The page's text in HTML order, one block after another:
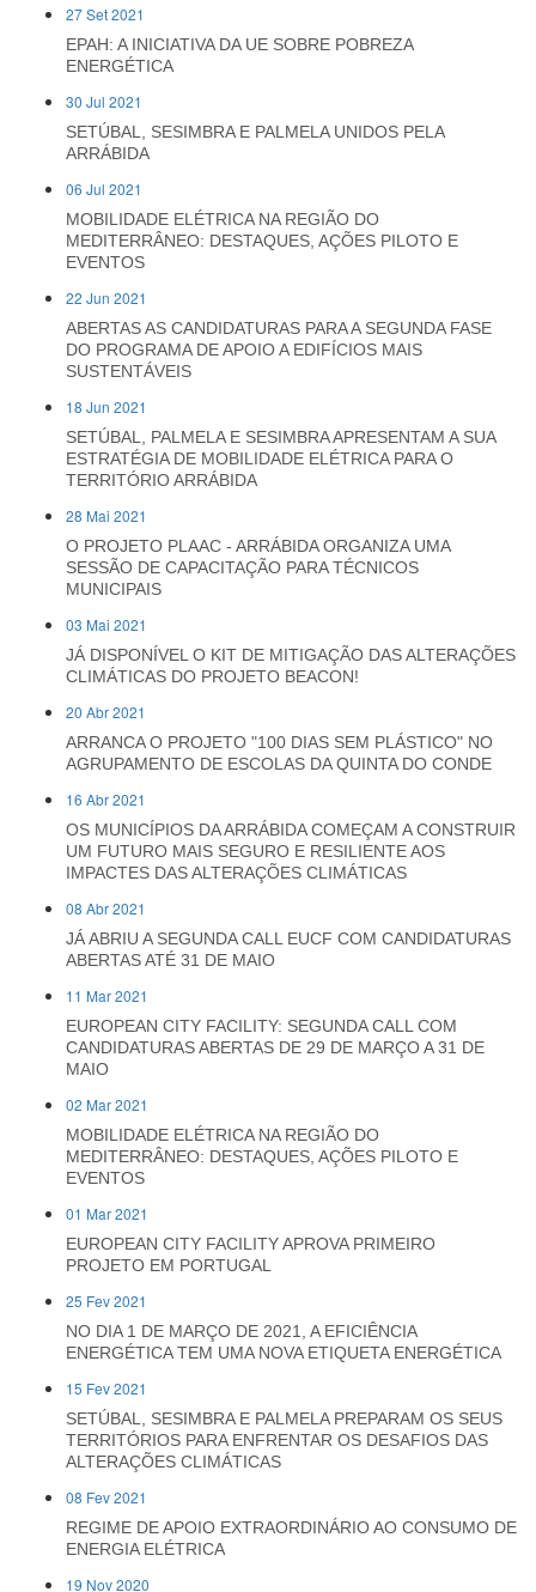
27 Set 2021
EPAH: A INICIATIVA DA UE SOBRE POBREZA
ENERGÉTICA
30 Jul 2021
SETÚBAL, SESIMBRA E PALMELA UNIDOS PELA
ARRÁBIDA
06 Jul 2021
MOBILIDADE ELÉTRICA NA REGIÃO DO
MEDITERRÂNEO: DESTAQUES, AÇÕES PILOTO E
EVENTOS
22 Jun 2021
ABERTAS AS CANDIDATURAS PARA A SEGUNDA FASE
DO PROGRAMA DE APOIO A EDIFÍCIOS MAIS
SUSTENTÁVEIS
18 Jun 2021
SETÚBAL, PALMELA E SESIMBRA APRESENTAM A SUA
ESTRATÉGIA DE MOBILIDADE ELÉTRICA PARA O
TERRITÓRIO ARRÁBIDA
28 Mai 2021
O PROJETO PLAAC - ARRÁBIDA ORGANIZA UMA
SESSÃO DE CAPACITAÇÃO PARA TÉCNICOS
MUNICIPAIS
03 Mai 2021
JÁ DISPONÍVEL O KIT DE MITIGAÇÃO DAS ALTERAÇÕES
CLIMÁTICAS DO PROJETO BEACON!
20 Abr 2021
ARRANCA O PROJETO "100 DIAS SEM PLÁSTICO" NO
AGRUPAMENTO DE ESCOLAS DA QUINTA DO CONDE
16 Abr 2021
OS MUNICÍPIOS DA ARRÁBIDA COMEÇAM A CONSTRUIR
UM FUTURO MAIS SEGURO E RESILIENTE AOS
IMPACTES DAS ALTERAÇÕES CLIMÁTICAS
08 Abr 2021
JÁ ABRIU A SEGUNDA CALL EUCF COM CANDIDATURAS
ABERTAS ATÉ 31 DE MAIO
11 Mar 2021
EUROPEAN CITY FACILITY: SEGUNDA CALL COM
CANDIDATURAS ABERTAS DE 29 DE MARÇO A 31 DE
MAIO
02 Mar 2021
MOBILIDADE ELÉTRICA NA REGIÃO DO
MEDITERRÂNEO: DESTAQUES, AÇÕES PILOTO E
EVENTOS
01 Mar 2021
EUROPEAN CITY FACILITY APROVA PRIMEIRO
PROJETO EM PORTUGAL
25 Fev 2021
NO DIA 1 DE MARÇO DE 2021, A EFICIÊNCIA
ENERGÉTICA TEM UMA NOVA ETIQUETA ENERGÉTICA
15 Fev 2021
SETÚBAL, SESIMBRA E PALMELA PREPARAM OS SEUS
TERRITÓRIOS PARA ENFRENTAR OS DESAFIOS DAS
ALTERAÇÕES CLIMÁTICAS
08 Fev 2021
REGIME DE APOIO EXTRAORDINÁRIO AO CONSUMO DE
ENERGIA ELÉTRICA
19 Nov 2020